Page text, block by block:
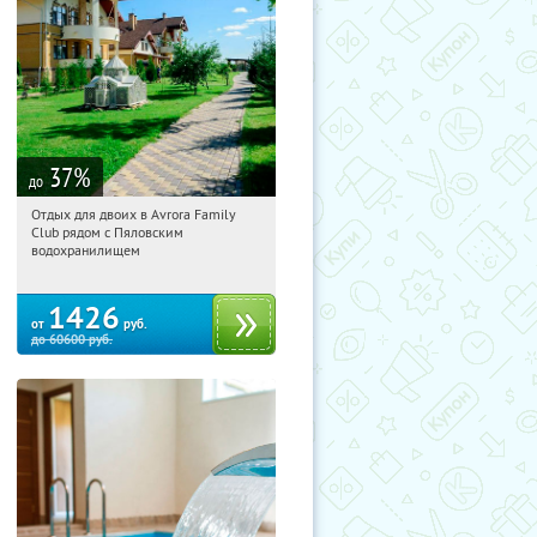
до 37%
01:59:31 Купили:
Московская обл., Мытищинский р-н,
Отдых для двоих в Avrora Family
Club рядом с Пяловским
водохранилищем
от 1426 руб.
до60600руб.